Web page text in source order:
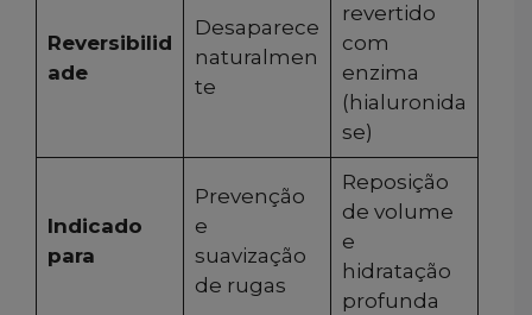
Reversibilid
ade
Desaparece
naturalmen
te
revertido
com
enzima
(hialuronida
se)
Indicado
para
Prevenção
e
suavização
de rugas
Reposição
de volume
e
hidratação
profunda